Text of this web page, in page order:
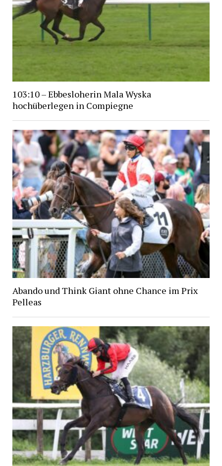
103:10 – Ebbesloherin Mala Wyska
hochüberlegen in Compiegne
Abando und Think Giant ohne Chance im Prix
Pelleas